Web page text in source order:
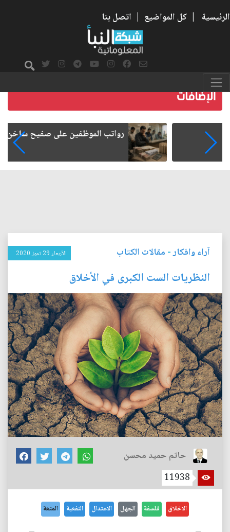
الرئيسية | كل المواضيع | اتصل بنا
رواتب الموظفين على صفيح ساخن
آراء وافكار- مقالات الكتاب الأربعاء 29 تموز 2020
النظريات الست الكبرى في الأخلاق
حاتم حميد محسن
11938
الاخلاق فلسفة الجهل الاعتدال النفعية المتعة